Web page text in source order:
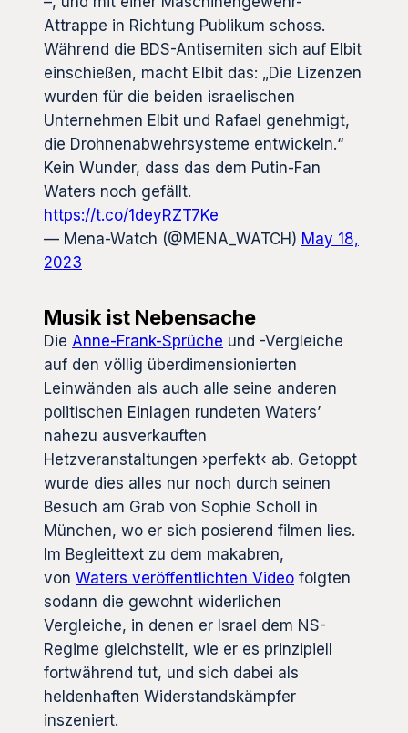
Attrappe in Richtung Publikum schoss.
Während die BDS-Antisemiten sich auf Elbit
einschießen, macht Elbit das: „Die Lizenzen
wurden für die beiden israelischen
Unternehmen Elbit und Rafael genehmigt,
die Drohnenabwehrsysteme entwickeln.“
Kein Wunder, dass das dem Putin-Fan
Waters noch gefällt.
https://t.co/1deyRZT7Ke
— Mena-Watch (@MENA_WATCH) May 18,
2023
Musik ist Nebensache
Die Anne-Frank-Sprüche und -Vergleiche
auf den völlig überdimensionierten
Leinwänden als auch alle seine anderen
politischen Einlagen rundeten Waters’
nahezu ausverkauften
Hetzveranstaltungen ›perfekt‹ ab. Getoppt
wurde dies alles nur noch durch seinen
Besuch am Grab von Sophie Scholl in
München, wo er sich posierend filmen lies.
Im Begleittext zu dem makabren,
von Waters veröffentlichten Video folgten
sodann die gewohnt widerlichen
Vergleiche, in denen er Israel dem NS-
Regime gleichstellt, wie er es prinzipiell
fortwährend tut, und sich dabei als
heldenhaften Widerstandskämpfer
inszeniert.